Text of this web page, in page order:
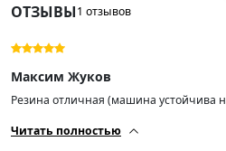
ОТЗЫВЫ1 отзывов
Максим Жуков
Резина отличная (машина устойчива
Читать полностью